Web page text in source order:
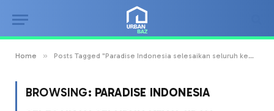
Home » Posts Tagged "Paradise Indonesia selesaikan seluruh kewajiban homologasi proyek Antasari Place"
BROWSING: PARADISE INDONESIA